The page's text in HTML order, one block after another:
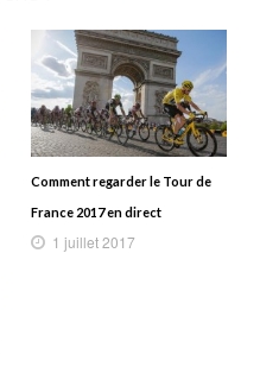
Comment regarder le Tour de
France 2017 en direct
1 juillet 2017